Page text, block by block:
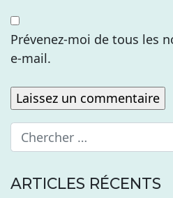
Prévenez-moi de tous les
e-mail.
ARTICLES RÉCENTS